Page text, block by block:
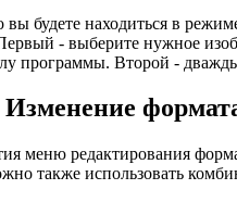
вы будете находиться в
- выберите нужное
программы. Второй -
меню редактирования
также использовать